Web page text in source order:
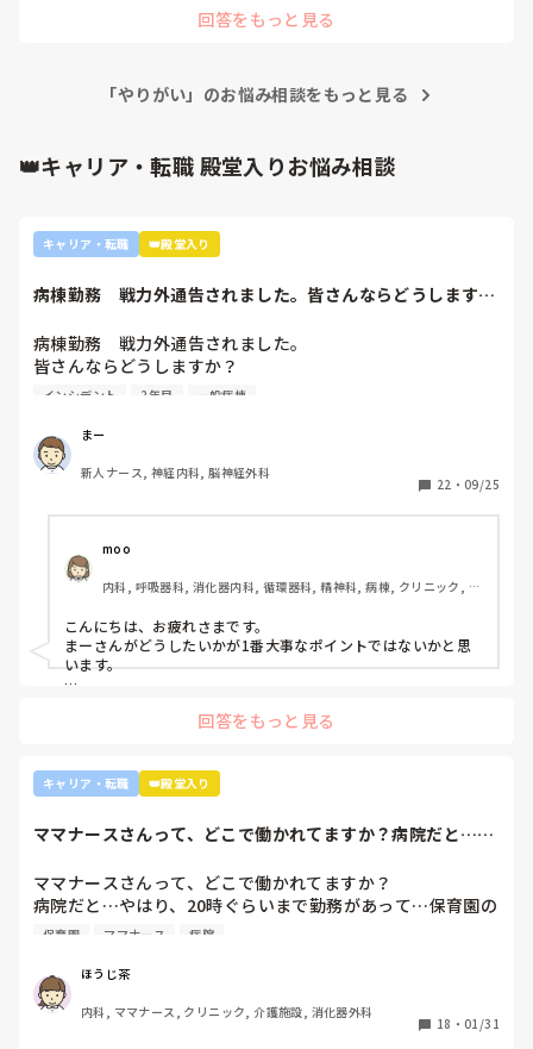
回答をもっと見る
「やりがい」のお悩み相談をもっと見る
👑キャリア・転職 殿堂入りお悩み相談
キャリア・転職 👑殿堂入り
病棟勤務　戦力外通告されました。皆さんならどうします
病棟勤務　戦力外通告されました。
皆さんならどうしますか？
2年目です。1年目はゆるい部署にいましたが、人間関係が原
からの人間関係は良好です。
ですが、異動してから薬剤に関するインシデントを4件ほど
起こし、優先順位や多重課題ができていないのでは？という
い』『一人を持って看護のつながりを持って』ということで
受け持ち1人になりました。
複数受け持ちに戻るよう、1ヶ月間1年目のように勉強したり
と業務に臨んできました。
そして最近師長さんに『君は病棟勤務よりも外来とか健診セ
ンターとかのほうがいいのでは？ウチの部署もスタッフが足
りないから育てる余裕が足りない。前向きに捉えて看護師は
いろんな働き方あるよ』と部署は決まってませんが、異動確
り、看護のつながりが無かったことは自分でも反省していま
すし、今後成長させていきたいなと思っています。
いないです。
るかな？』『自分ならそこまでされたら辞めるよ』とのこ
と。
師長さんの言ってることも確かに理解できますが
てないですし、病棟での臨床経験を積んで学んでいきたいと
気持ちがあります。
・転職する
インシデント 2年目 一般病棟
まー
新人ナース, 神経内科, 脳神経外科
22 ・ 09/25
moo
内科, 呼吸器科, 消化器内科, 循環器科, 精神科, 病棟, クリニック, リ
こんにちは、お疲れさまです。
まーさんがどうしたいかが1番大事なポイントではないかと思
います。
アややることが多くて忙しくても、人間関係は良好でも、どう
外来や検診センターは、また病棟とは全然違う業務になるの
で、病棟での臨床経験を積みたい気持ちがあるのであれば、ご
きな病院だとどうしても異動で行きたくない場所に行かされて
病院も規模やいろいろ取り組んでいることが違うので、探して
みるとおもしろいですよ。ただ、転職するなら3年は基礎をつ
けてもいいのかなと思います。中途採用は即戦力を期待されま
回答をもっと見る
キャリア・転職 👑殿堂入り
ママナースさんって、どこで働かれてますか？病院だと…や
ママナースさんって、どこで働かれてますか？
病院だと…やはり、20時ぐらいまで勤務があって…保育園の
お迎えが間に合わないことが多くて…
保育園 ママナース 病院
ほうじ茶
内科, ママナース, クリニック, 介護施設, 消化器外科
18 ・ 01/31